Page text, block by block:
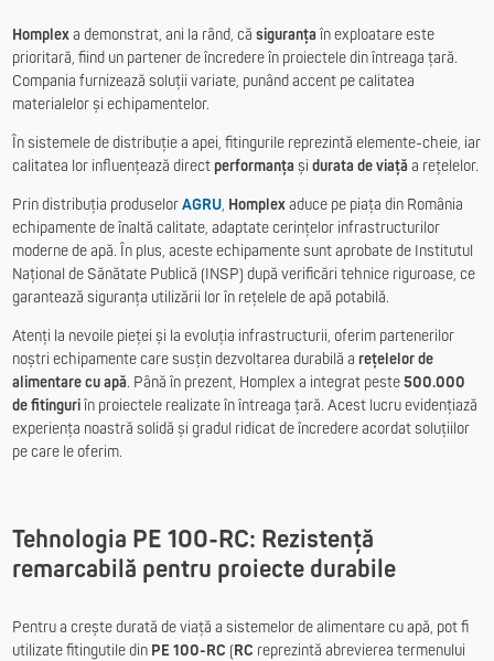
Homplexa demonstrat, ani la rând, că siguranța în exploatare este
prioritară, fiind un partener de încredere în proiectele din întreaga țară.
Compania furnizează soluții variate, punând accent pe calitatea
materialelor și echipamentelor.
În sistemele de distribuție a apei, fitingurile reprezintă elemente-cheie, iar
calitatea lor influențează direct performanța și durata de viață a rețelelor.
Prin distribuția produselorAGRU, Homplexaduce pe piața din România
echipamente de înaltă calitate, adaptate cerințelor infrastructurilor
moderne de apă. În plus, aceste echipamente sunt aprobate de Institutul
Național de Sănătate Publică (INSP) după verificări tehnice riguroase, ce
garantează siguranța utilizării lor în rețelele de apă potabilă.
Atenți la nevoile pieței și la evoluția infrastructurii, oferim partenerilor
noștri echipamente care susțin dezvoltarea durabilă a rețelelor de
alimentare cu apă. Până în prezent, Homplex a integrat peste500.000
de fitinguriîn proiectele realizate în întreaga țară. Acest lucru evidențiază
experiența noastră solidă și gradul ridicat de încredere acordat soluțiilor
pe care le oferim.
Tehnologia PE 100-RC: Rezistență
remarcabilă pentru proiecte durabile
Pentru a crește durată de viață a sistemelor de alimentare cu apă, pot fi
utilizate fitingutile din PE 100-RC (RC reprezintă abrevierea termenului